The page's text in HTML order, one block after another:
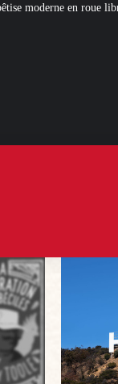
Steven Spielberg et